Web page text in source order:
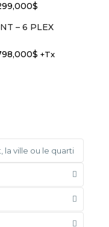
– 6 PLEX
+Tx